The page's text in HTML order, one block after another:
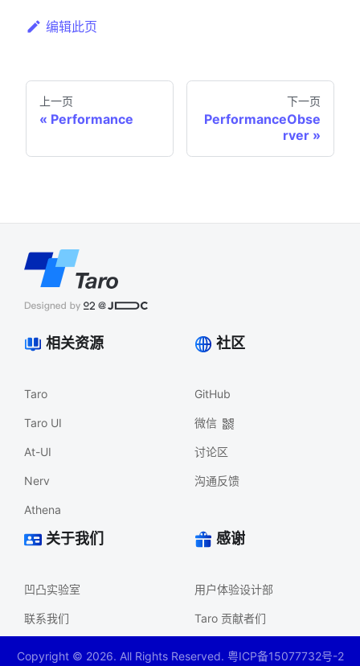
编辑此页
上一页
Performance
下一页
PerformanceObse
rver
相关资源
Taro
Taro UI
At-UI
Nerv
Athena
社区
GitHub
微信
讨论区
沟通反馈
关于我们
凹凸实验室
联系我们
感谢
用户体验设计部
Taro 贡献者们
Copyright © 2026. All Rights Reserved. 粤ICP备15077732号-2